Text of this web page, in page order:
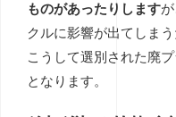
ものがあったりします
クルに影響が出てしまう
こうして選別された廃
となります。